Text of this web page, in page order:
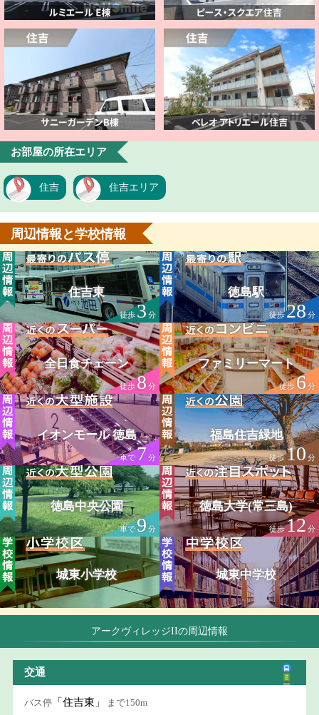
お部屋の所在エリア
住吉 住吉エリア
周辺情報と学校情報
住吉東
徒歩3分
徳島駅
徒歩28 分
全日食チェーン
徒歩8分
ファミリーマート
徒歩6分
イオンモール 徳島
車で7分
福島住吉緑地
徒歩10 分
徳島中央公園
車で9分
徳島大学(常三島)
徒歩12 分
城東小学校 城東中学校
アークヴィレッジIIの周辺情報
交通
バス停 「住吉東」 まで150m